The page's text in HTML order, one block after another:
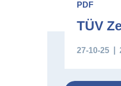
PDF
TÜV
27-10-25